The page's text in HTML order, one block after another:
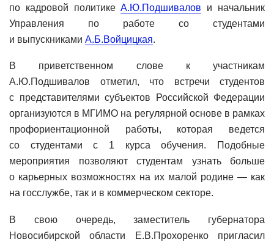
по кадровой политикеА.Ю.Подшивалов и начальник
Управления по работе со студентами
и выпускниками А.Б.Войцицкая.
В приветственном слове к участникам
А.Ю.Подшивалов отметил, что встречи студентов
с представителями субъектов Российской Федерации
организуются в МГИМО на регулярной основе в рамках
профориентационной работы, которая ведется
со студентами с 1 курса обучения. Подобные
мероприятия позволяют студентам узнать больше
о карьерных возможностях на их малой родине — как
на госслужбе, так и в коммерческом секторе.
В свою очередь, заместитель губернатора
Новосибирской области Е.В.Прохоренко пригласил